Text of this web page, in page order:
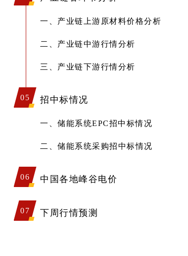
一、产业链上游原材料价格分析
二、产业链中游行情分析
三、产业链下游行情分析
05 招中标情况
一、储能系统EPC招中标情况
二、储能系统采购招中标情况
06 中国各地峰谷电价
07 下周行情预测